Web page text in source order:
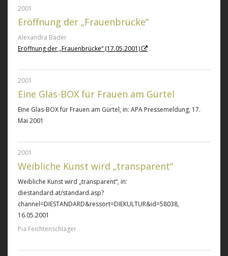
2001
Eröffnung der „Frauenbrücke“
Alexandra Bader
Eröffnung der „Frauenbrücke“ (17.05.2001)
2001
Eine Glas-BOX für Frauen am Gürtel
Eine Glas-BOX für Frauen am Gürtel, in: APA Pressemeldung, 17.
Mai 2001
2001
Weibliche Kunst wird „transparent“
Weibliche Kunst wird „transparent“, in:
diestandard.at/standard.asp?
channel=DIESTANDARD&ressort=DIEKULTUR&id=58038,
16.05.2001
Pia Feichtenschlager